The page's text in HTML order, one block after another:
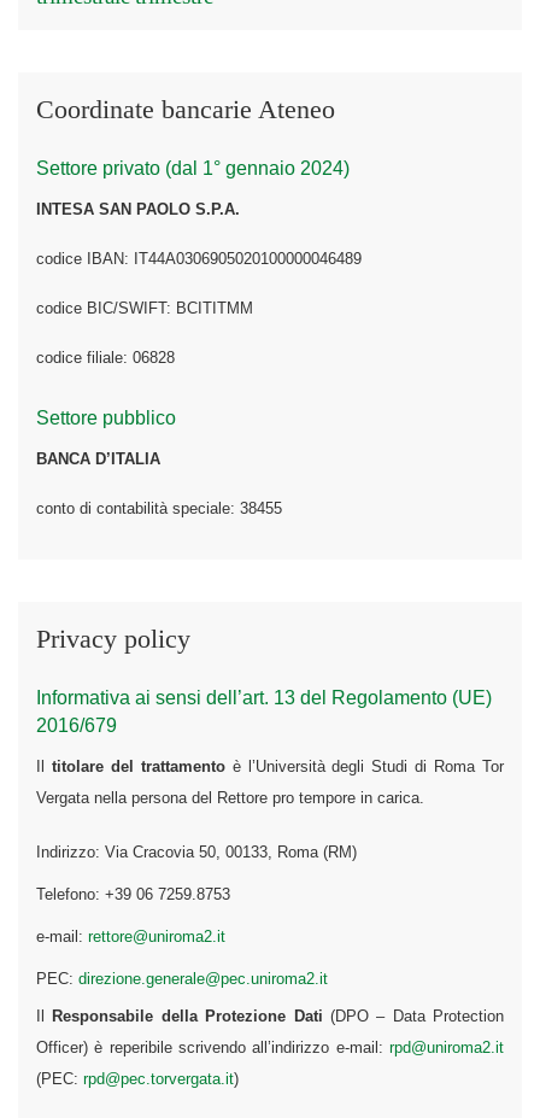
Coordinate bancarie Ateneo
Settore privato (dal 1° gennaio 2024)
INTESA SAN PAOLO S.P.A.
codice IBAN: IT44A0306905020100000046489
codice BIC/SWIFT: BCITITMM
codice filiale: 06828
Settore pubblico
BANCA D’ITALIA
conto di contabilità speciale: 38455
Privacy policy
Informativa ai sensi dell’art. 13 del Regolamento (UE)
2016/679
titolare del trattamentoè l’Università degli Studi di Roma Tor
Vergata nella persona del Rettore pro tempore in carica.
Indirizzo: Via Cracovia 50, 00133, Roma (RM)
Telefono: +39 06 7259.8753
e-mail: rettore@uniroma2.it
PEC: direzione.generale@pec.uniroma2.it
Responsabile della Protezione Dati (DPO – Data Protection
Officer) è reperibile scrivendo all’indirizzo e-mail: rpd@uniroma2.it
(PEC: rpd@pec.torvergata.it)